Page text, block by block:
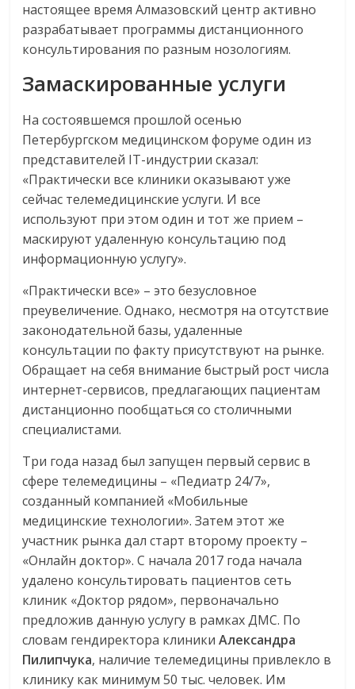
настоящее время Алмазовский центр активно
разрабатывает программы дистанционного
консультирования по разным нозологиям.
Замаскированные услуги
На состоявшемся прошлой осенью
Петербургском медицинском форуме один из
представителей IT-индустрии сказал:
«Практически все клиники оказывают уже
сейчас телемедицинские услуги. И все
используют при этом один и тот же прием –
маскируют удаленную консультацию под
информационную услугу».
«Практически все» – это безусловное
преувеличение. Однако, несмотря на отсутствие
законодательной базы, удаленные
консультации по факту присутствуют на рынке.
Обращает на себя внимание быстрый рост числа
интернет-сервисов, предлагающих пациентам
дистанционно пообщаться со столичными
специалистами.
Три года назад был запущен первый сервис в
сфере телемедицины – «Педиатр 24/7»,
созданный компанией «Мобильные
медицинские технологии». Затем этот же
участник рынка дал старт второму проекту –
«Онлайн доктор». С начала 2017 года начала
удалено консультировать пациентов сеть
клиник «Доктор рядом», первоначально
предложив данную услугу в рамках ДМС. По
словам гендиректора клиникиАлександра
Пилипчука, наличие телемедицины привлекло в
клинику как минимум 50 тыс. человек. Им